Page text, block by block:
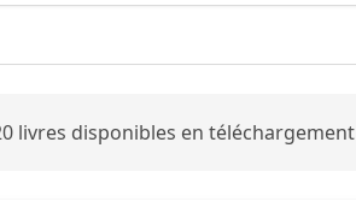
livres disponibles en téléchargement